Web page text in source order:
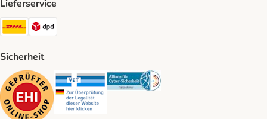
Lieferservice
DHL Shipping Method
Sicherheit
Security Security Security